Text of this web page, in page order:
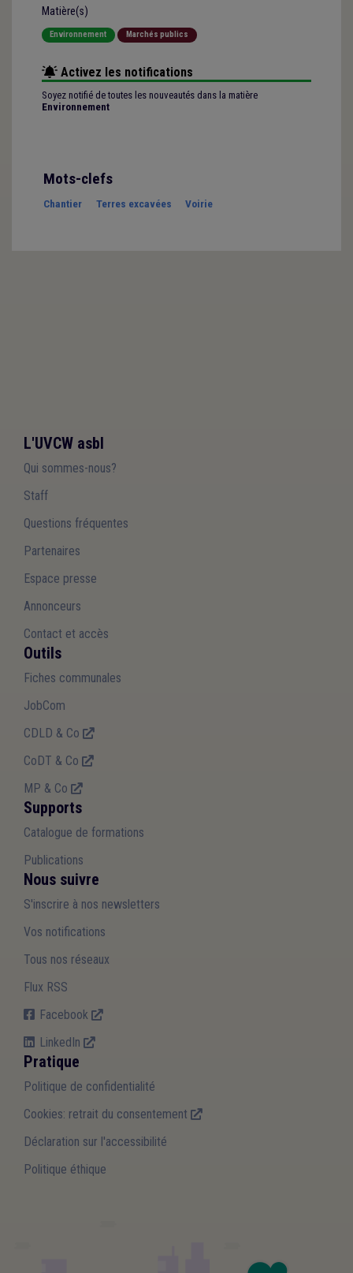
Matière(s)
Environnement Marchés publics
Activez les notifications
Soyez notifié de toutes les nouveautés dans la matière
Environnement
Mots-clefs
Chantier Terres excavées Voirie
L'UVCW asbl
Qui sommes-nous?
Staff
Questions fréquentes
Partenaires
Espace presse
Annonceurs
Contact et accès
Outils
Fiches communales
JobCom
CDLD & Co
CoDT & Co
MP & Co
Supports
Catalogue de formations
Publications
Nous suivre
S'inscrire à nos newsletters
Vos notifications
Tous nos réseaux
Flux RSS
Facebook
LinkedIn
Pratique
Politique de confidentialité
Cookies: retrait du consentement
Déclaration sur l'accessibilité
Politique éthique